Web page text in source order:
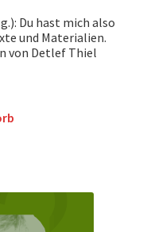
Du hast mich also
und Materialien.
von Detlef Thiel